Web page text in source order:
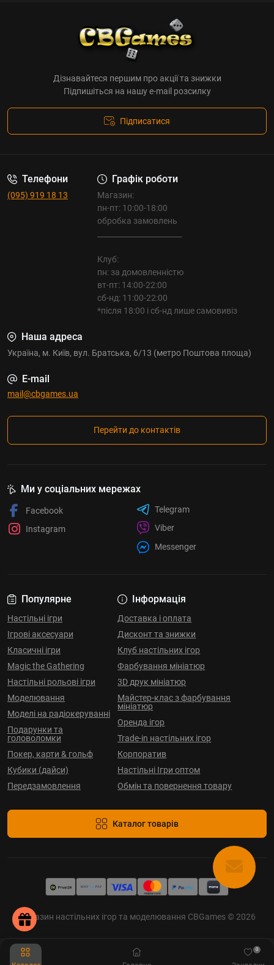
0
Дізнавайтеся першим про акції та знижки
Підпишіться на нашу e-mail розсилку
Підписатися
Телефони
(095) 919 18 13
Графік роботи
Магазин:
пн-пт: 10:00-18:00
обробка замовлень
Клуб:
пн: за домовленністю
вт-пт: 14:00-22:00
сб-нд: 11:00-22:00
*після 18:00 і сб-нд лише самовивіз
Наша адреса
Україна, м. Київ, вул. Братська, 6/13 (метро Поштова площа)
E-mail
mail@cbgames.ua
Перейти до контактів
Популярне
Настільні ігри
Ігрові аксесуари
Класичні ігри
Magic the Gathering
Настільні рольові ігри
Моделювання
Моделі на радіокеруванні
Подарунки та
головоломки
Покер, карти & гольф
Кубики (дайси)
Передзамовлення
Інформація
Доставка і оплата
Дисконт та знижки
Клуб настільних ігор
Фарбування мініатюр
3D друк мініатюр
Майстер-клас з фарбування
мініатюр
Оренда ігор
Trade-in настільних ігор
Корпоратив
Настільні Ігри оптом
Обмін та повернення товару
Каталог товарів
Ми у соціальних мережах
Facebook
Instagram
Telegram
Viber
Messenger
Магазин настільних ігор та моделювання CBGames © 2026